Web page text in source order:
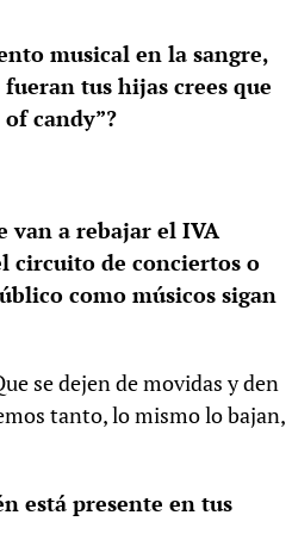
musical en la sangre,
tus hijas crees que
candy”?
van a rebajar el IVA
circuito de conciertos o
como músicos sigan
se dejen de movidas y den
tanto, lo mismo lo bajan,
está presente en tus